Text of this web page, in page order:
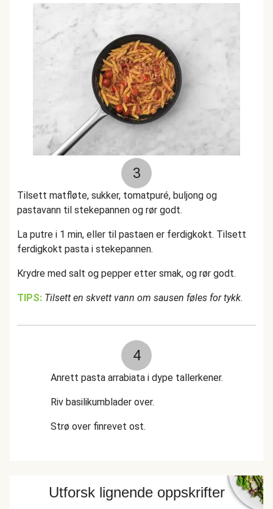
3
Tilsett matfløte, sukker, tomatpuré, buljong og
pastavann til stekepannen og rør godt.
La putre i 1 min, eller til pastaen er ferdigkokt. Tilsett
ferdigkokt pasta i stekepannen.
Krydre med salt og pepper etter smak, og rør godt.
TIPS: Tilsett en skvett vann om sausen føles for tykk.
4
Anrett pasta arrabiata i dype tallerkener.
Riv basilikumblader over.
Strø over finrevet ost.
Utforsk lignende oppskrifter